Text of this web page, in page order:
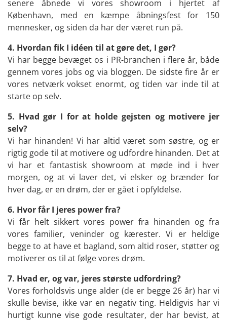
senere åbnede vi vores showroom i hjertet af
København, med en kæmpe åbningsfest for 150
mennesker, og siden da har der været run på.
4. Hvordan fik I idéen til at gøre det, I gør?
Vi har begge bevæget os i PR-branchen i flere år, både
gennem vores jobs og via bloggen. De sidste fire år er
vores netværk vokset enormt, og tiden var inde til at
starte op selv.
5. Hvad gør I for at holde gejsten og motivere jer
selv?
Vi har hinanden! Vi har altid været som søstre, og er
rigtig gode til at motivere og udfordre hinanden. Det at
vi har et fantastisk showroom at møde ind i hver
morgen, og at vi laver det, vi elsker og brænder for
hver dag, er en drøm, der er gået i opfyldelse.
6. Hvor får I jeres power fra?
Vi får helt sikkert vores power fra hinanden og fra
vores familier, veninder og kærester. Vi er heldige
begge to at have et bagland, som altid roser, støtter og
motiverer os til at følge vores drøm.
7. Hvad er, og var, jeres største udfordring?
Vores forholdsvis unge alder (de er begge 26 år) har vi
skulle bevise, ikke var en negativ ting. Heldigvis har vi
hurtigt kunne vise gode resultater, der har bevist, at